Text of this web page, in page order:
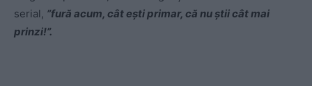
serial, ”fură acum, cât ești primar, că nu știi cât mai
prinzi!”.